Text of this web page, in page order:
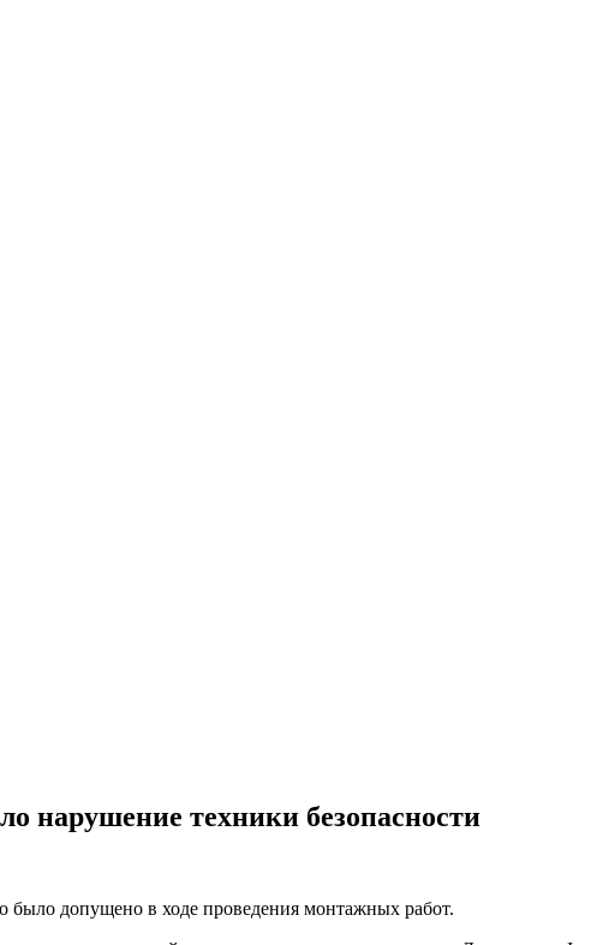
нарушение техники безопасности
было допущено в ходе проведения монтажных работ.